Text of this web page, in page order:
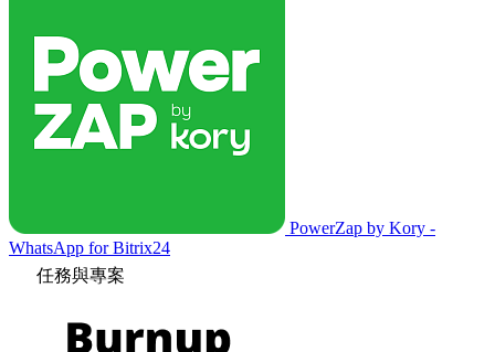
PowerZap by Kory -
WhatsApp for Bitrix24
任務與專案